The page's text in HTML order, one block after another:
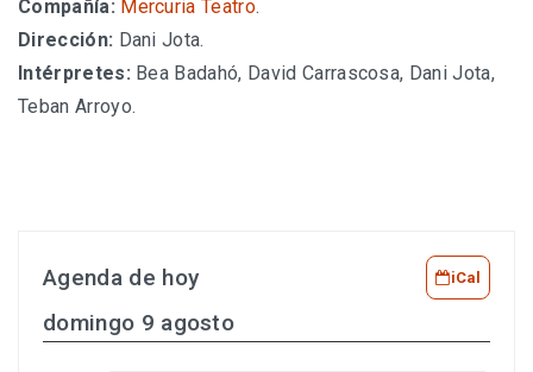
Compañía: Mercuria Teatro.
Dirección: Dani Jota.
Intérpretes: Bea Badahó, David Carrascosa, Dani Jota,
Teban Arroyo.
Agenda de hoy iCal
domingo 9 agosto